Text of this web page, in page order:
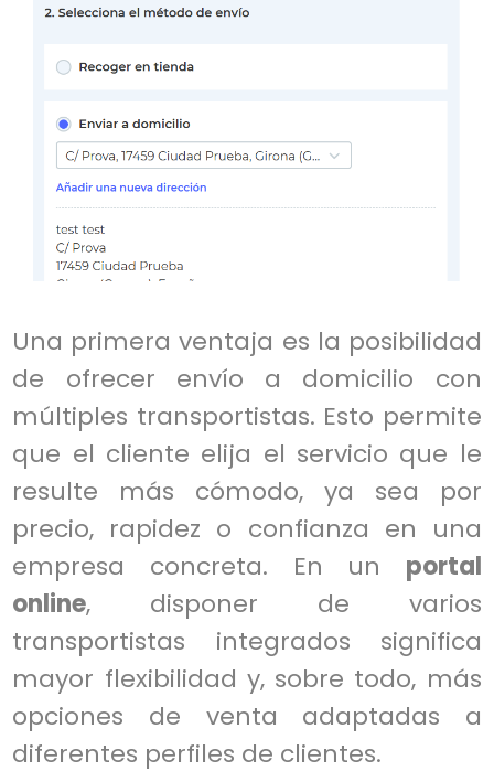
Una primera ventaja es la posibilidad
de ofrecer envío a domicilio con
múltiples transportistas. Esto permite
que el cliente elija el servicio que le
resulte más cómodo, ya sea por
precio, rapidez o confianza en una
empresa concreta. En un portal
online, disponer de varios
transportistas integrados significa
mayor flexibilidad y, sobre todo, más
opciones de venta adaptadas a
diferentes perfiles de clientes.